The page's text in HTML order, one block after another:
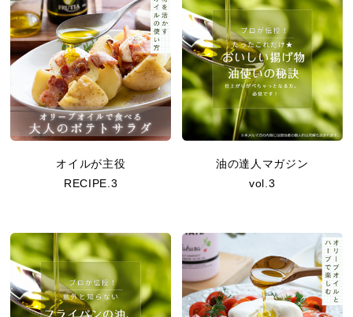
オイルが主役
RECIPE.3
油の達人マガジン
vol.3